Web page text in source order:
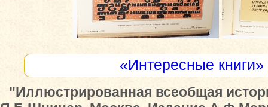
«Интересные книги»
"Иллюстрированная всеобщая